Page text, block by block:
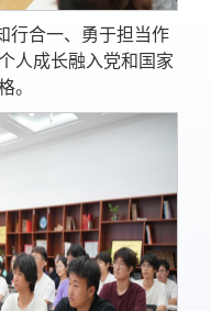
行合一、勇于担当作
人成长融入党和国家
。